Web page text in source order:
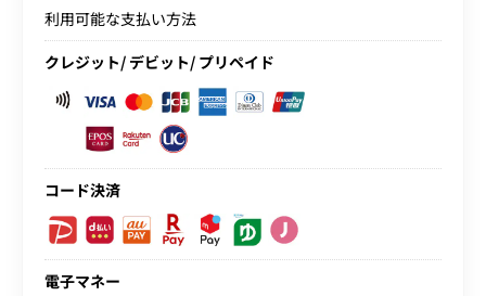
利用可能な支払い方法
クレジット/ デビット/ プリペイド
コード決済
電子マネー